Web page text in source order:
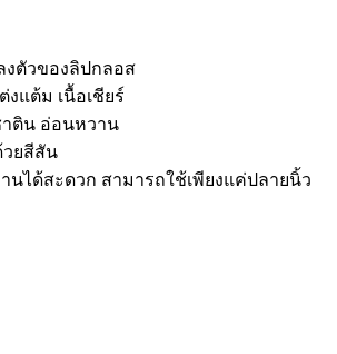
งตัวของลิปกลอส
แต้ม เนื้อเชียร์
ติน อ่อนหวาน
วยสีสัน
นได้สะดวก สามารถใช้เพียงแค่ปลายนิ้ว